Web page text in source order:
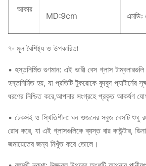
আকার
MD:9cm
এইচঃ১৬ সেমি
এমডিঃ
সক্ষমতা ৪০০ মিলি
ওজন ২৭০ গ্রাম
প্যাকিং
6pcs/ brown box,
24pcs/ctn
✨ মূল বৈশিষ্ট্য ও উপকারিতা
• হস্তনির্মিত গুণমান: এই ভারী বেস গ্লাস টাম্বলারগুলি
হস্তনির্মিত হয়, যা প্রতিটি টুকরোকে বুদবুদ প্যাটার্নের
ধরণের নিশ্চিত করে,আপনার সংগ্রহে প্রকৃত আকর্ষণ
• টেকসই ও স্থিতিশীল: ঘন ওজনের সবুজ বেসটি শুধু
রোধ করে, যা এই গ্লাসগুলিকে ব্যস্ত বার কাউন্টার,
জমায়েতের জন্য নিখুঁত করে তোলে।